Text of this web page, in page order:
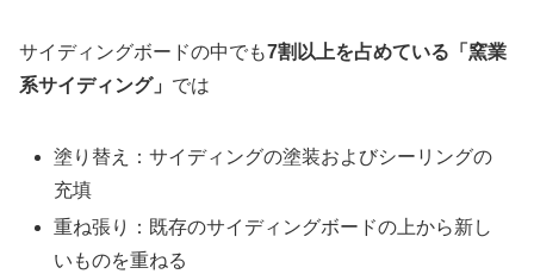
サイディングボードの中でも7割以上を占めている「窯業
系サイディング」 では
塗り替え：サイディングの塗装およびシーリングの
充填
重ね張り：既存のサイディングボードの上から新し
いものを重ねる